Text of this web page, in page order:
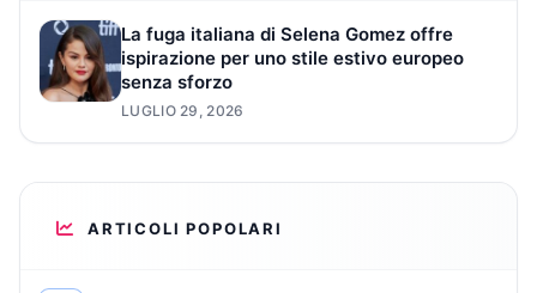
La fuga italiana di Selena Gomez offre
ispirazione per uno stile estivo europeo
senza sforzo
LUGLIO 29, 2026
ARTICOLI POPOLARI